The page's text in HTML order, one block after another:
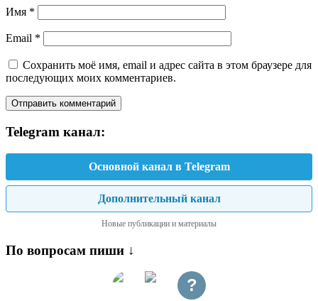
Имя *
Email *
Сохранить моё имя, email и адрес сайта в этом браузере для
последующих моих комментариев.
Telegram канал:
Основной канал в Telegram
Дополнительный канал
Новые публикации и материалы
По вопросам пиши ↓
?